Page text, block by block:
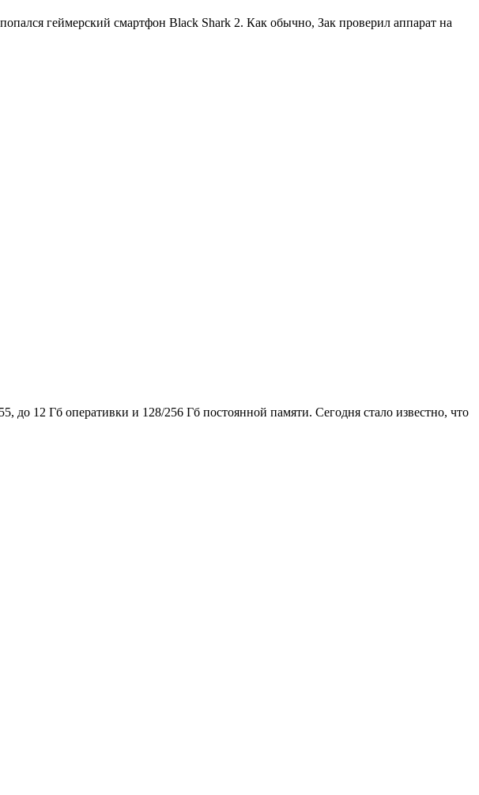
геймерский смартфон Black Shark 2. Как обычно, Зак проверил аппарат на
до 12 Гб оперативки и 128/256 Гб постоянной памяти. Сегодня стало известно, что